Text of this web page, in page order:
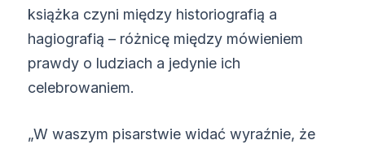
książka czyni między historiografią a
hagiografią – różnicę między mówieniem
prawdy o ludziach a jedynie ich
celebrowaniem.
„W waszym pisarstwie widać wyraźnie, że